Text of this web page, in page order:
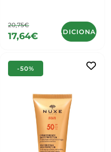
20,75€
17,64€ ADICIONAR
-50%